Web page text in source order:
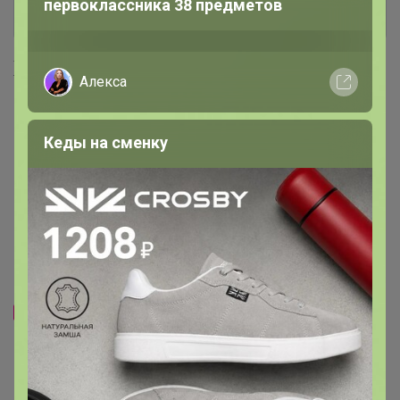
Хиты продаж
220р
421р
Гортензия метельчатая
Хит
247р
-53%
520р
Гортензия метельчатая
Бонфаер Р9 1шт Т
первоклассника 38 предметов
Алекса
Кеды на сменку